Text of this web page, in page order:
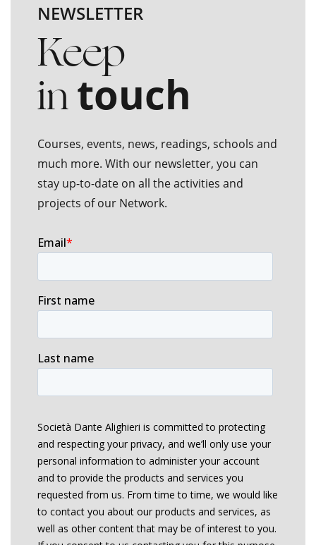
NEWSLETTER
Keep
intouch
Courses, events, news, readings, schools and
much more. With our newsletter, you can
stay up-to-date on all the activities and
projects of our Network.